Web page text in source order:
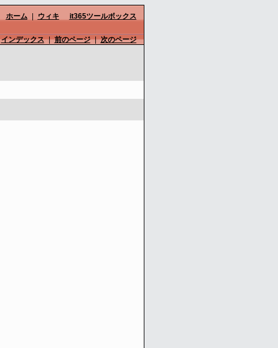
ホーム ウィキ it365ツールボックス
インデックス | 前のページ | 次のページ